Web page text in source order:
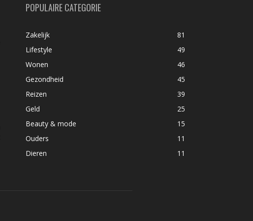
POPULAIRE CATEGORIE
Zakelijk
81
Lifestyle
49
Wonen
46
Gezondheid
45
Reizen
39
Geld
25
Beauty & mode
15
Ouders
11
Dieren
11